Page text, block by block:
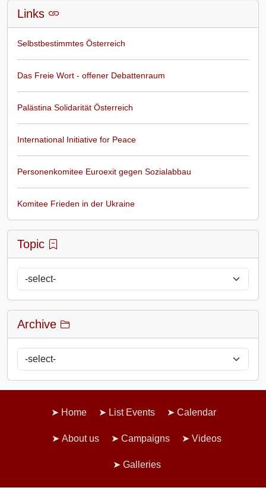
Links
Selbstbestimmtes Österreich
Das Freie Wort - offener Debattenraum
Palästina Solidarität Österreich
International Initiative for Peace
Personenkomitee Euroexit gegen Sozialabbau
Komitee Frieden in der Ukraine
Topic
Archive
Home List Events Calendar
About us Campaigns Videos
Galleries